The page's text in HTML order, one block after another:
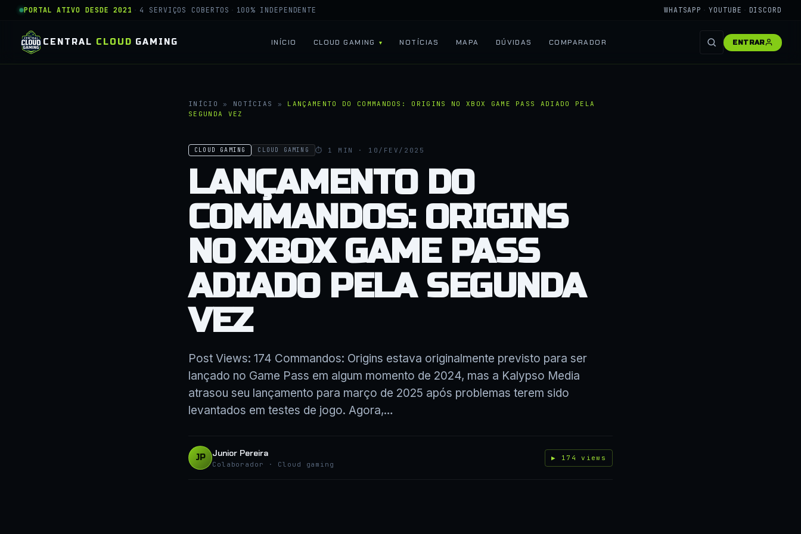
PORTAL ATIVO DESDE 2021 · 4 SERVIÇOS COBERTOS · 100% INDEPENDENTE WHATSAPP · YOUTUBE · DISCORD
CENTRAL CLOUD GAMING INÍCIO CLOUD GAMING NOTÍCIAS MAPA DÚVIDAS COMPARADOR ENTRAR
INÍCIO » NOTÍCIAS » LANÇAMENTO DO COMMANDOS: ORIGINS NO XBOX GAME PASS ADIADO PELA
SEGUNDA VEZ
CLOUD GAMING CLOUD GAMING ⏱ 1 MIN · 10/FEV/2025
LANÇAMENTO DO
COMMANDOS: ORIGINS
NO XBOX GAME PASS
ADIADO PELA SEGUNDA
VEZ
Post Views: 174 Commandos: Origins estava originalmente previsto para ser
lançado no Game Pass em algum momento de 2024, mas a Kalypso Media
atrasou seu lançamento para março de 2025 após problemas terem sido
levantados em testes de jogo. Agora,…
JP Junior Pereira
Colaborador · Cloud gaming
▶ 174 views